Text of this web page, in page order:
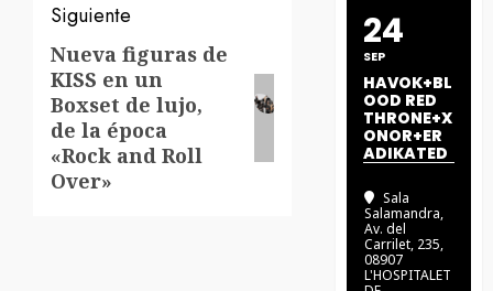
Siguiente
Siguiente
entrada:
Nueva figuras de
KISS en un
Boxset de lujo,
de la época
«Rock and Roll
Over»
24
SEP
HAVOK+BL
OOD RED
THRONE+X
ONOR+ER
ADIKATED
Sala
Salamandra,
Av. del
Carrilet, 235,
08907
L'HOSPITALET